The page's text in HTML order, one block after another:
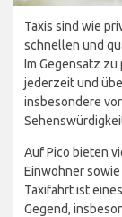
Taxis sind wie
schnellen und
Im Gegensatz zu
jederzeit und
insbesondere
Auf Pico bieten
Einwohner
Taxifahrt ist
Gegend,